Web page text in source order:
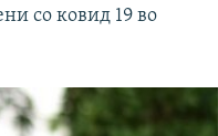
со ковид 19 во